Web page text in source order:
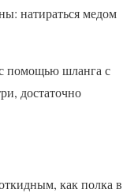
натираться медом
помощью шланга с
достаточно
как полка в